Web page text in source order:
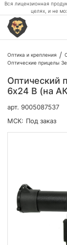
Вся лицензионная
целях, и не
Оптика и крепления
Оптические прицелы
Оптический
6х24 В (на
арт. 9005087537
МСК: Под заказ